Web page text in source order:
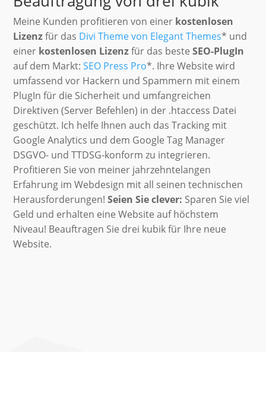
Meine Kunden profitieren von einer kostenlosen
Lizenzfür das Divi Theme von Elegant Themes* und
einer kostenlosen Lizenzfür das besteSEO-PlugIn
auf dem Markt:SEO Press Pro*. Ihre Website wird
umfassend vor Hackern und Spammern mit einem
PlugIn für die Sicherheit und umfangreichen
Direktiven (Server Befehlen) in der .htaccess Datei
geschützt. Ich helfe Ihnen auch das Tracking mit
Google Analytics und dem Google Tag Manager
DSGVO- und TTDSG-konform zu integrieren.
Profitieren Sie von meiner jahrzehntelangen
Erfahrung im Webdesign mit all seinen technischen
Herausforderungen!Seien Sie clever: Sparen Sie viel
Geld und erhalten eine Website auf höchstem
Niveau! Beauftragen Sie drei kubik für Ihre neue
Website.